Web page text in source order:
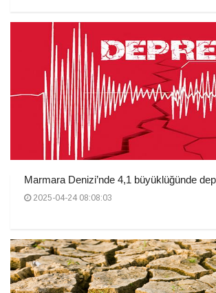
Marmara Denizi’nde 4,1 büyüklüğünde
2025-04-24 08:08:03